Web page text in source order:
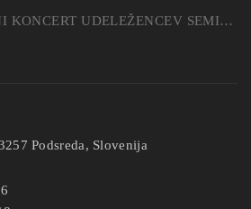
ZAKLJUČNI KONCERT UDELEŽENCEV SEMINARJA ZA SOLOPETJE
Podsreda, Slovenija